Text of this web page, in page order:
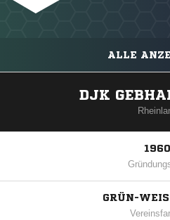
ALLE
DJK
1960
GRÜN-